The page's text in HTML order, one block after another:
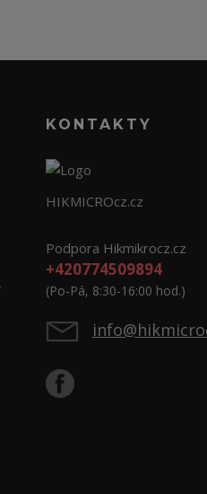
KONTAKTY
HIKMICROcz.cz
Podpora Hikmikrocz.cz
+420774509894
(Po-Pá, 8:30-16:00 hod.)